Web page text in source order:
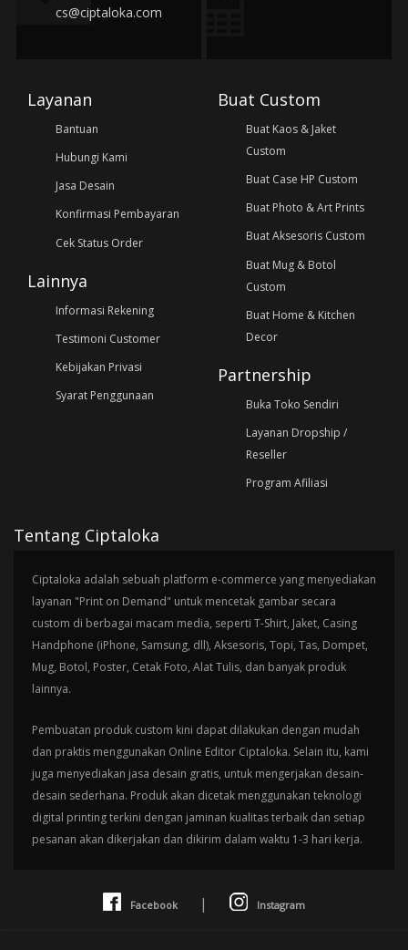
cs@ciptaloka.com
Layanan
Bantuan
Hubungi Kami
Jasa Desain
Konfirmasi Pembayaran
Cek Status Order
Lainnya
Informasi Rekening
Testimoni Customer
Kebijakan Privasi
Syarat Penggunaan
Buat Custom
Buat Kaos & Jaket
Custom
Buat Case HP Custom
Buat Photo & Art Prints
Buat Aksesoris Custom
Buat Mug & Botol
Custom
Buat Home & Kitchen
Decor
Partnership
Buka Toko Sendiri
Layanan Dropship /
Reseller
Program Afiliasi
Tentang Ciptaloka
Ciptaloka adalah sebuah platform e-commerce yang menyediakan
layanan "Print on Demand" untuk mencetak gambar secara
custom di berbagai macam media, seperti T-Shirt, Jaket, Casing
Handphone (iPhone, Samsung, dll), Aksesoris, Topi, Tas, Dompet,
Mug, Botol, Poster, Cetak Foto, Alat Tulis, dan banyak produk
lainnya.
Pembuatan produk custom kini dapat dilakukan dengan mudah
dan praktis menggunakan Online Editor Ciptaloka. Selain itu, kami
juga menyediakan jasa desain gratis, untuk mengerjakan desain-
desain sederhana. Produk akan dicetak menggunakan teknologi
digital printing terkini dengan jaminan kualitas terbaik dan setiap
pesanan akan dikerjakan dan dikirim dalam waktu 1-3 hari kerja.
Facebook | Instagram